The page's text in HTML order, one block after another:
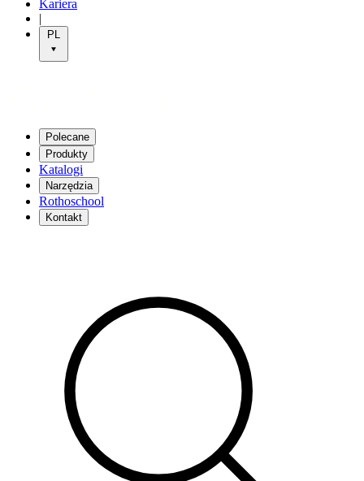
Kariera
|
PL
Polecane
Produkty
Katalogi
Narzędzia
Rothoschool
Kontakt